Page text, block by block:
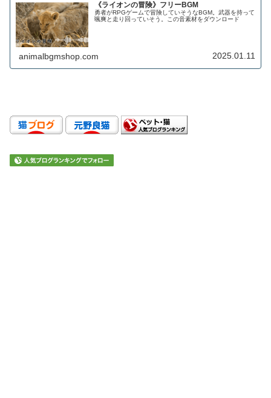
《ライオンの冒険》フリーBGM
勇者がRPGゲームで冒険していそうなBGM。武器を持って
颯爽と走り回っていそう。この音素材をダウンロード
animalbgmshop.com 2025.01.11